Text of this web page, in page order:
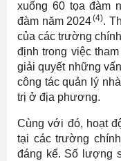
xuống 60 tọa đàm
đàm năm 2024(4).
của các trường
định trong việc
giải quyết những
công tác quản lý
trị ở địa phương.
Cùng với đó, hoạt
tại các trường
đáng kể. Số lượng